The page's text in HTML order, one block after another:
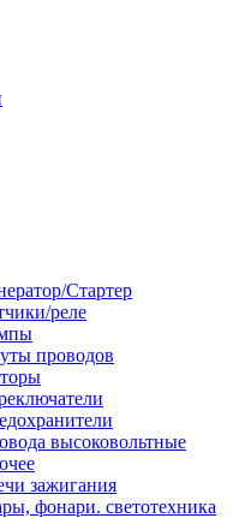
Стартер
реле
проводов
высоковольтные
зажигания
фонари. светотехника